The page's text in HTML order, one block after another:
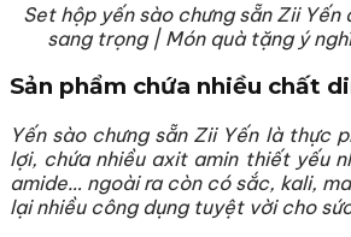
Set hộp yến sào chưng sẵn Zii
sang trọng | Món quà tặng ý
Sản phẩm chứa nhiều chất
Yến sào chưng sẵn Zii Yến là thực
lợi, chứa nhiều axit amin thiết yếu
amide… ngoài ra còn có sắc, kali,
lại nhiều công dụng tuyệt vời cho